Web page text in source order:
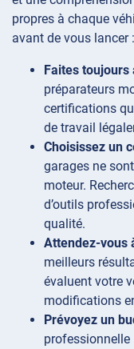
propres à chaque
avant de vous lancer :
Faites toujours
préparateurs
certifications
de travail
Choisissez un
garages ne
moteur.
d’outils
qualité.
Attendez-vous
meilleurs
évaluent votre
modifications
Prévoyez un
professionnelle